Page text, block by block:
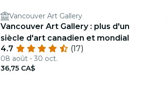
Vancouver Art Gallery
Vancouver Art Gallery : plus d'un
siècle d'art canadien et mondial
4.7
(17)
08 août - 30 oct.
36,75 CA$